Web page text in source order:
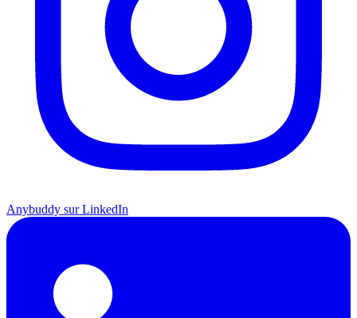
Anybuddy sur LinkedIn